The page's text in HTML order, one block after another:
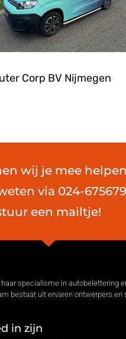
Corp BV Nijmegen
wij je mee
via 024-
een mailtje!
specialisme in autobelettering
bestaat uit ervaren ontwerpers en
in zijn